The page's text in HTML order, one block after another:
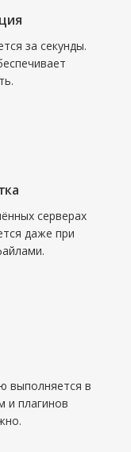
за секунды.
серверах
даже при
выполняется в
и плагинов